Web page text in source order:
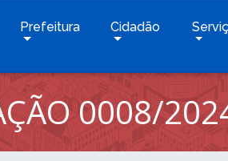
Prefeitura Cidadão
0008/